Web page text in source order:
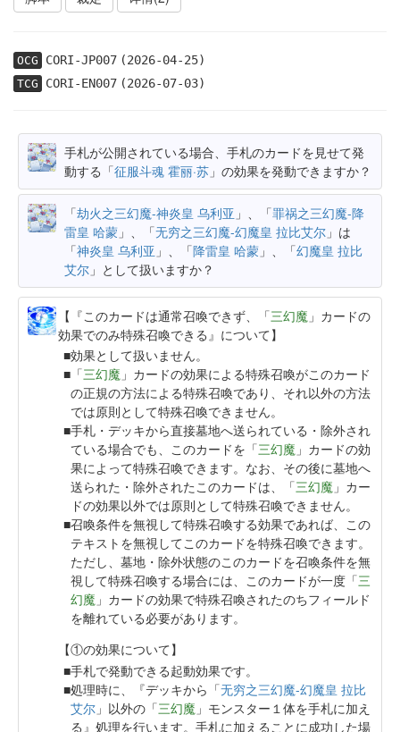
OCG CORI-JP007(2026-04-25)
TCG CORI-EN007(2026-07-03)
手札が公開されている場合、手札のカードを見せて発
動する「征服斗魂 霍丽·苏 」の効果を発動できますか？
「劫火之三幻魔-神炎皇 乌利亚 」、「罪祸之三幻魔-降
雷皇 哈蒙 」、「无穷之三幻魔-幻魔皇 拉比艾尔 」は
「神炎皇 乌利亚 」、「降雷皇 哈蒙 」、「幻魔皇 拉比
艾尔 」として扱いますか？
【『このカードは通常召喚できず、「三幻魔 」カードの
効果でのみ特殊召喚できる』について】
効果として扱いません。
「三幻魔 」カードの効果による特殊召喚がこのカード
の正規の方法による特殊召喚であり、それ以外の方法
では原則として特殊召喚できません。
手札・デッキから直接墓地へ送られている・除外され
ている場合でも、このカードを「三幻魔 」カードの効
果によって特殊召喚できます。なお、その後に墓地へ
送られた・除外されたこのカードは、「三幻魔 」カー
ドの効果以外では原則として特殊召喚できません。
召喚条件を無視して特殊召喚する効果であれば、この
テキストを無視してこのカードを特殊召喚できます。
ただし、墓地・除外状態のこのカードを召喚条件を無
視して特殊召喚する場合には、このカードが一度「三
幻魔 」カードの効果で特殊召喚されたのちフィールド
を離れている必要があります。
【①の効果について】
手札で発動できる起動効果です。
処理時に、『デッキから「无穷之三幻魔-幻魔皇 拉比
艾尔 」以外の「三幻魔 」モンスター１体を手札に加え
る』処理を行います。手札に加えることに成功した場